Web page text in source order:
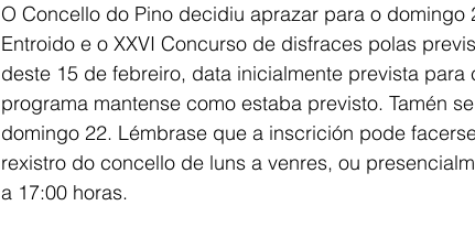
O Concello do Pino decidiu aprazar para o
Entroido e o XXVI Concurso de disfraces polas
deste 15 de febreiro, data inicialmente prevista
programa mantense como estaba previsto. Tamén
domingo 22. Lémbrase que a inscrición pode
rexistro do concello de luns a venres, ou
a 17:00 horas.